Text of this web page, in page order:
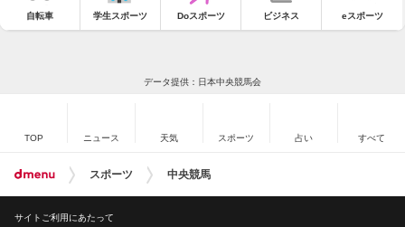
自転車 学生スポーツ Doスポーツ ビジネス eスポーツ
データ提供：日本中央競馬会
TOP ニュース 天気 スポーツ 占い すべて
スポーツ 中央競馬
サイトご利用にあたって